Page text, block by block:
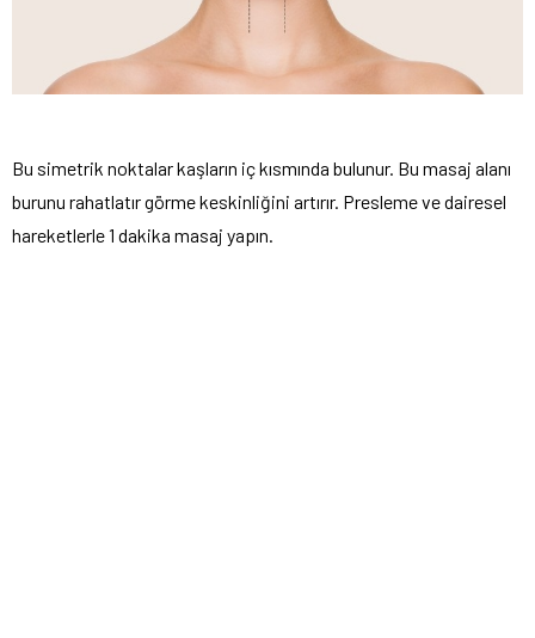
Bu simetrik noktalar kaşların iç kısmında bulunur. Bu masaj alanı
burunu rahatlatır görme keskinliğini artırır. Presleme ve dairesel
hareketlerle 1 dakika masaj yapın.